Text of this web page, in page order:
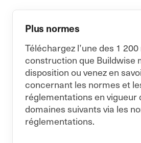
Plus normes
Téléchargez l’une des 1
construction que Buildwise
disposition ou venez en
concernant les normes et
réglementations en vigueur
domaines suivants via les
réglementations.